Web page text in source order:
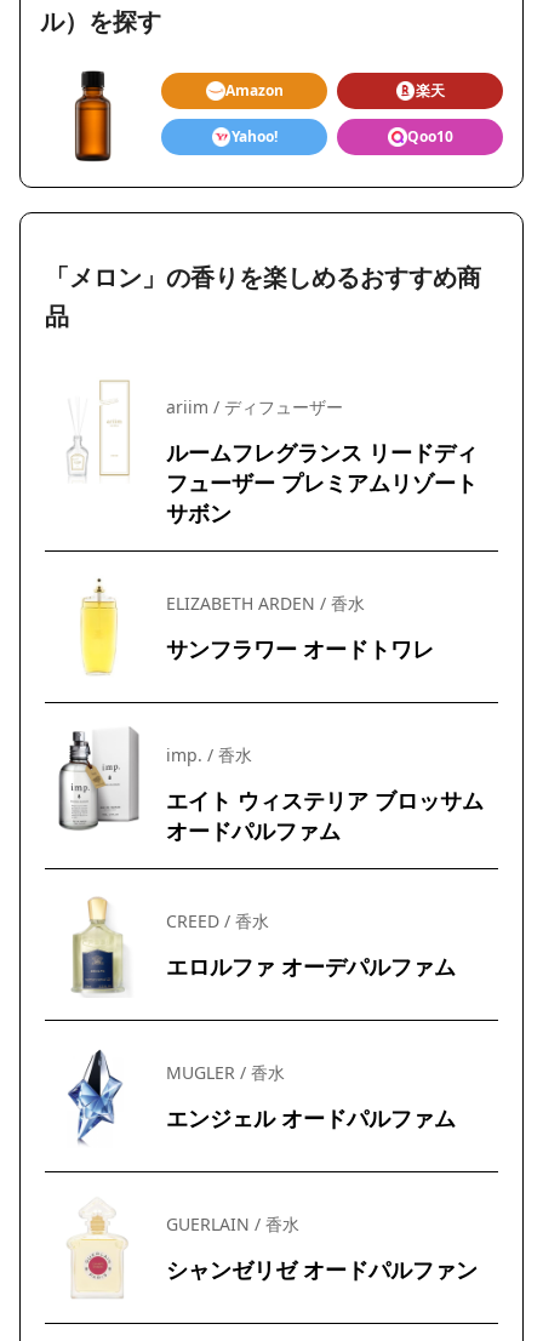
ル）を探す
Amazon 楽天
Yahoo! Qoo10
「メロン」の香りを楽しめるおすすめ商
品
ariim / ディフューザー
ルームフレグランス リードディ
フューザー プレミアムリゾート
サボン
ELIZABETH ARDEN / 香水
サンフラワー オードトワレ
imp. / 香水
エイト ウィステリア ブロッサム
オードパルファム
CREED / 香水
エロルファ オーデパルファム
MUGLER / 香水
エンジェル オードパルファム
GUERLAIN / 香水
シャンゼリゼ オードパルファン